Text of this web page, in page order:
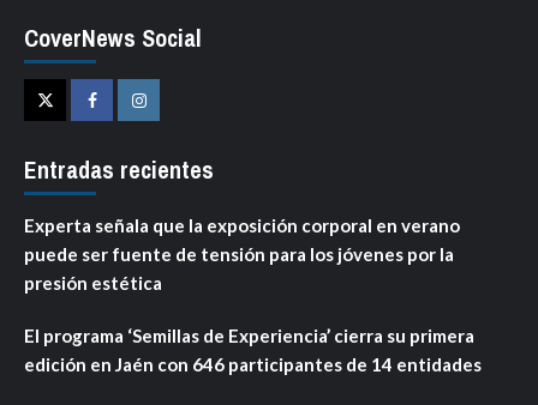
CoverNews Social
TwitterFacebookInstagram
Entradas recientes
Experta señala que la exposición corporal en verano
puede ser fuente de tensión para los jóvenes por la
presión estética
El programa ‘Semillas de Experiencia’ cierra su primera
edición en Jaén con 646 participantes de 14 entidades